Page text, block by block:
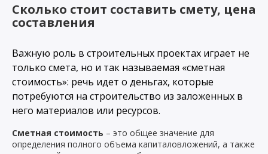
Сколько стоит составить смету, цена
составления
Важную роль в строительных проектах играет не
только смета, но и так называемая «сметная
стоимость»: речь идет о деньгах, которые
потребуются на строительство из заложенных в
него материалов или ресурсов.
Сметная стоимость – это общее значение для
определения полного объема капиталовложений, а также